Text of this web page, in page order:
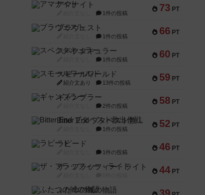
73 PT
アマナイト
1件の投稿
66 PT
ブラヴェスト
1件の投稿
60 PT
スペクタキュラー
1件の投稿
59 PT
スモールワールド
紹介文あり 13件の投稿
58 PT
ギャンブラー
2件の投稿
52 PT
Bitter End ブタペスト救出作戦
1件の投稿
46 PT
ラピード
1件の投稿
44 PT
ザ・フラッフィー・ライト
ふたつの城の物語